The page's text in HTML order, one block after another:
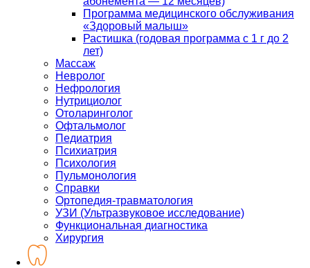
Программа медицинского обслуживания
«Здоровый малыш»
Растишка (годовая программа с 1 г до 2
лет)
Массаж
Невролог
Нефрология
Нутрициолог
Отоларинголог
Офтальмолог
Педиатрия
Психиатрия
Психология
Пульмонология
Справки
Ортопедия-травматология
УЗИ (Ультразвуковое исследование)
Функциональная диагностика
Хирургия